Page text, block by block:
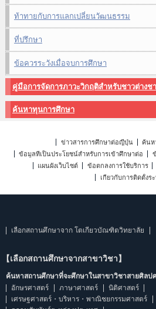
ท้าทายกับการแลกเปลี่ยนวัฒนธรรม
ที่ปรึกษา
ข้อควรระวังเมื่อจบการศึกษา
คู่มือการจัดการภาวะวิกฤติสำหรับชาวต่างช
ค้นหาทุนการศึกษา
ข่าวสารการศึกษาต่อญี่ปุ่น
ค้นห
ข้อมูลที่เป็นประโยชน์สำหรับการเข้าศึกษาต่อ
แผนผังเว็บไซต์
ข้อตกลงการใช้บริการ
เกี่ยวกับการติดตั้งร
เลือกสถานศึกษาจาก โตเกียวบัณฑิตวิทยาลัย
【เลือกสถานศึกษาจากสาขาวิชา】
ค้นหาสถานศึกษาที่จะศึกษาในสาขาวิชาสายศิลป
อักษรศาสตร์
ภาษาศาสตร์
นิติศาสตร์
เศรษฐศาสตร์・บริหาร・พาณิชยกรรมศาสตร์